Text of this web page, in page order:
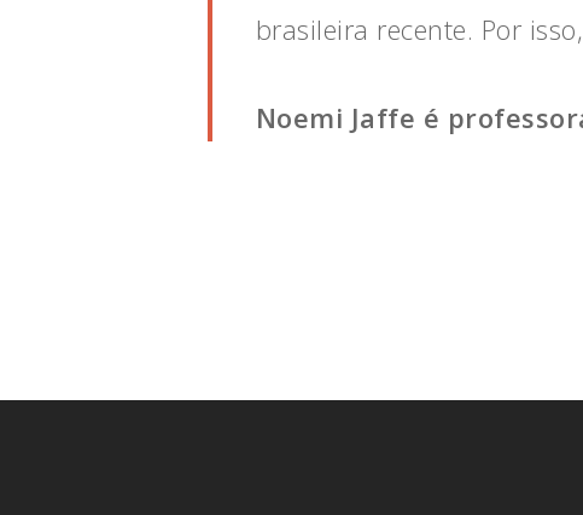
brasileira recente. Por
Noemi Jaffe é